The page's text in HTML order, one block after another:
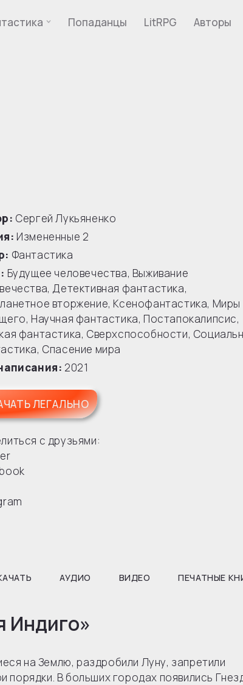
Попаданцы LitRPG Авторы
Сергей Лукьяненко
Измененные 2
Фантастика
Будущее человечества, Выживание
, Детективная фантастика,
вторжение, Ксенофантастика, Миры
, Научная фантастика, Постапокалипсис,
фантастика, Сверхспособности,
, Спасение мира
2021
ЛЕГАЛЬНО
с друзьями:
Индиго»
на Землю, раздробили Луну, запретили
порядки. В больших городах появились
АУДИО ВИДЕО ПЕЧАТНЫЕ